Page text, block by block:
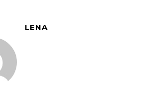
LENA